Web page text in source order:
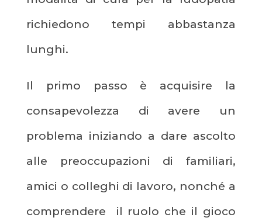
richiedono tempi abbastanza
lunghi.
Il primo passo è acquisire la
consapevolezza di avere un
problema iniziando a dare ascolto
alle preoccupazioni di familiari,
amici o colleghi di lavoro, nonché a
comprendere il ruolo che il gioco